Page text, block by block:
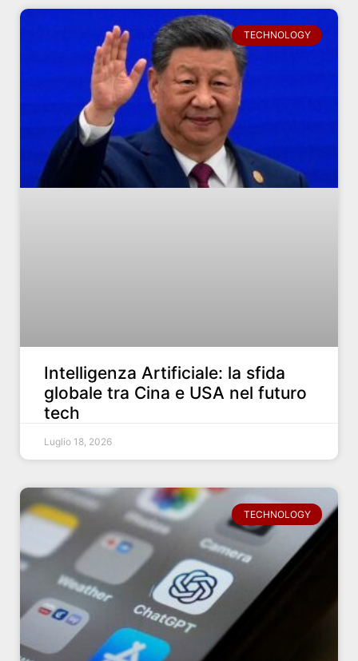
TECHNOLOGY
Intelligenza Artificiale: la sfida
globale tra Cina e USA nel futuro
tech
Luglio 18, 2026
TECHNOLOGY